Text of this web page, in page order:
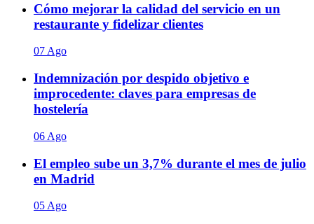
Cómo mejorar la calidad del servicio en un
restaurante y fidelizar clientes
07 Ago
Indemnización por despido objetivo e
improcedente: claves para empresas de
hostelería
06 Ago
El empleo sube un 3,7% durante el mes de julio
en Madrid
05 Ago